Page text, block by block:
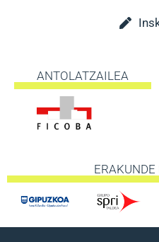
ANTOLATZAILEA
ERAKUNDE